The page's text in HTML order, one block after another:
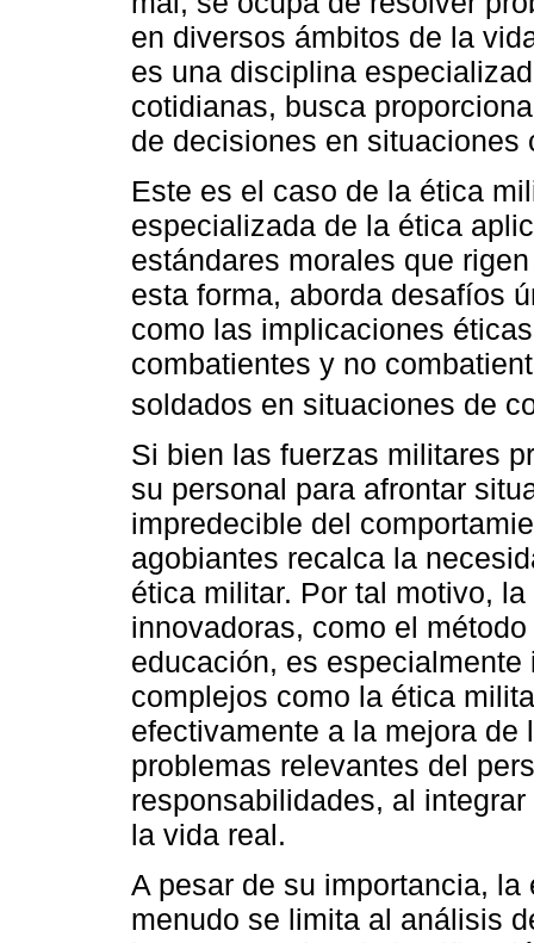
en diversos ámbitos de la
es una disciplina
cotidianas, busca
de decisiones en situaciones
Este es el caso de la ética
especializada de la ética
estándares morales que
esta forma, aborda desafíos
como las implicaciones
combatientes y no
soldados en situaciones de
Si bien las fuerzas militares
su personal para afrontar
impredecible del
agobiantes recalca la
ética militar. Por tal motivo,
innovadoras, como el
educación, es
complejos como la ética
efectivamente a la mejora
problemas relevantes del
responsabilidades, al
la vida real.
A pesar de su importancia,
menudo se limita al análisis